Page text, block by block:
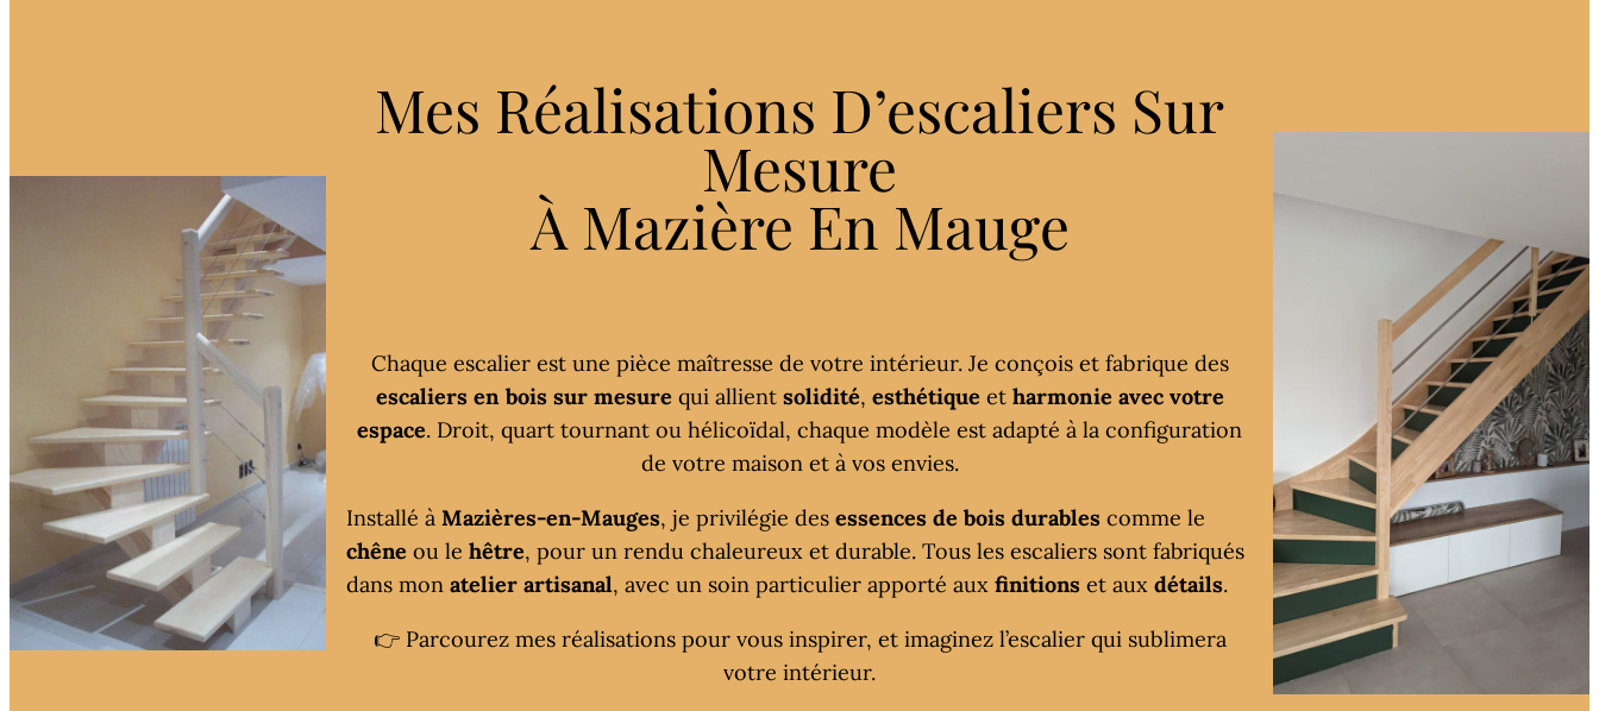
Mes Réalisations D’escaliers Sur
Mesure
À Mazière En Mauge
Chaque escalier est une pièce maîtresse de votre intérieur. Je conçois et fabrique des
escaliers en bois sur mesurequi allient solidité, esthétiqueet harmonie avec votre
espace. Droit, quart tournant ou hélicoïdal, chaque modèle est adapté à la configuration
de votre maison et à vos envies.
Installé à Mazières-en-Mauges, je privilégie des essences de bois durablescomme le
chêne ou le hêtre, pour un rendu chaleureux et durable. Tous les escaliers sont fabriqués
dans mon atelier artisanal, avec un soin particulier apporté aux finitionset aux détails.
👉 Parcourez mes réalisations pour vous inspirer, et imaginez l’escalier qui sublimera
votre intérieur.